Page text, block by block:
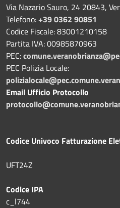
Via Nazario Sauro, 24 20843,
Telefono:+39 0362 90851
Codice Fiscale: 83001210158
Partita IVA: 00985870963
PEC:
PEC Polizia Locale:
Email Ufficio Protocollo
Codice Univoco Fatturazione
UFT24Z
Codice IPA
c_l744